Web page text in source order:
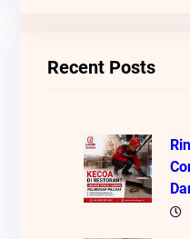
Recent Posts